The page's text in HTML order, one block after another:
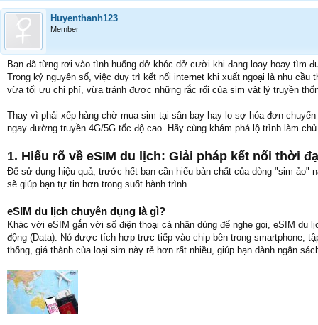
Huyenthanh123
Member
Bạn đã từng rơi vào tình huống dở khóc dở cười khi đang loay hoay tìm
Trong kỷ nguyên số, việc duy trì kết nối internet khi xuất ngoại là nhu cầu
vừa tối ưu chi phí, vừa tránh được những rắc rối của sim vật lý truyền
Thay vì phải xếp hàng chờ mua sim tại sân bay hay lo sợ hóa đơn
ngay đường truyền 4G/5G tốc độ cao. Hãy cùng khám phá lộ trình làm
1. Hiểu rõ về eSIM du lịch: Giải pháp kết nối thời
Để sử dụng hiệu quả, trước hết bạn cần hiểu bản chất của dòng "sim ảo"
sẽ giúp bạn tự tin hơn trong suốt hành trình.
eSIM du lịch chuyên dụng là gì?
Khác với eSIM gắn với số điện thoại cá nhân dùng để nghe gọi, eSIM
động (Data). Nó được tích hợp trực tiếp vào chip bên trong smartphone,
thống, giá thành của loại sim này rẻ hơn rất nhiều, giúp bạn dành ngân